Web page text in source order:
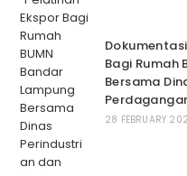
Bagi Rumah
Bersama
28 FEBRUARY